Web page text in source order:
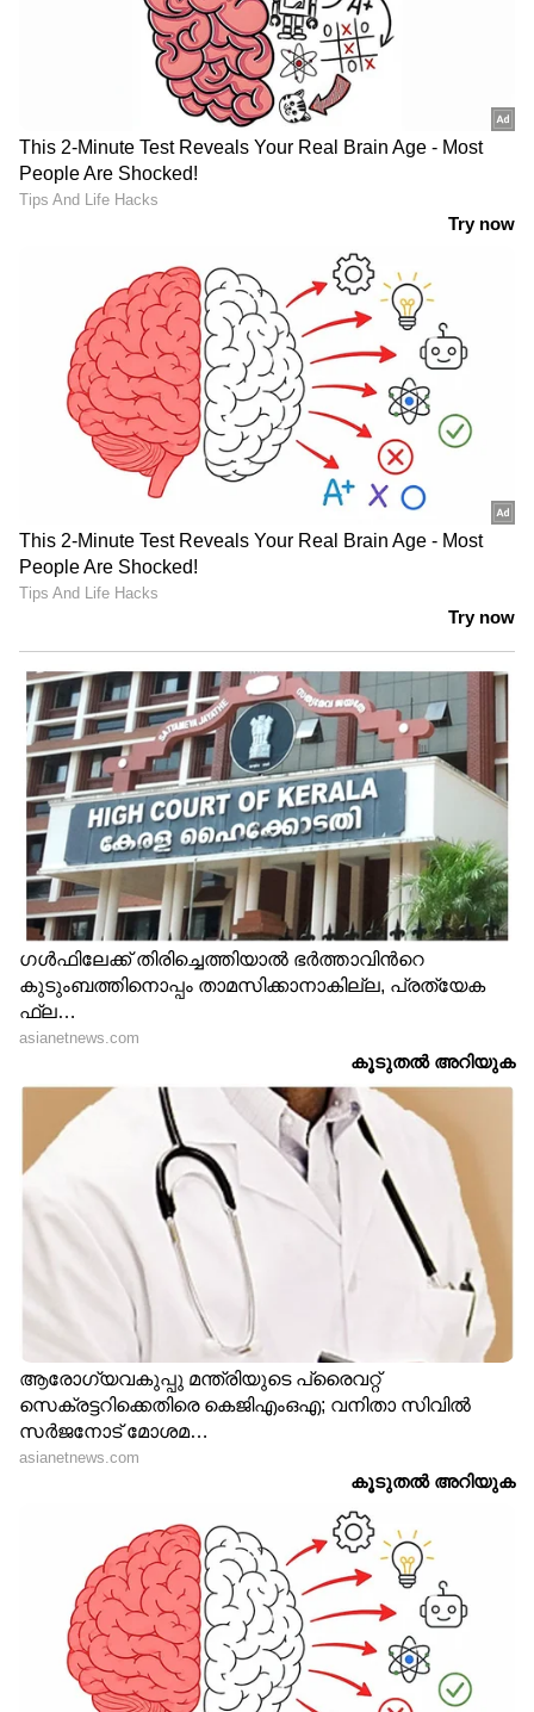
മൗനത്തിന്റെ മുള്‍ക്കിരീടം ചൂടി
സ്‌നേഹനിരാസത്തിന്റെ
കുരിശു ചുമന്ന്
കാല്‍വരി കയറി.
പ്രേമമേ,
കവിതയുടെ വെള്ളിത്താലത്തില്‍
നിനക്കെന്റെ ആത്മബലി.
എന്റെ രക്തം നിനക്ക് വീഞ്ഞ്
എന്റെ മാംസം നിന്റെ ഓസ്തി
നിന്റെ വിശുദ്ധലേപനങ്ങളാല്‍
എന്റെ ഹൃദയത്തെ സ്‌നാനപ്പെടുത്തുക
നിന്റെ പ്രേമത്താല്‍
ആത്മാവിന്റെ ആനന്ദമേ
പ്രേമമേ. ..നിനക്കു സ്വസ്തി.
എന്റെ കവിത
എന്റെ കവിതക്ക്
കുടംപുളിയിട്ടു വച്ച
നെയ്മീന്‍ കറിയുടെ സ്വാദാണെന്ന്
നല്ലപാതിയുടെ പ്രശംസ.
എന്റെ കവിത
നീതികേടിന്റെ വഴിയില്‍
വിപ്ലവത്തിന്റെ ശബ്ദമാകണമെന്ന്
എന്റെ കവിത
ഒരിക്കലും മോചനം
കൊതിക്കാത്തൊരു